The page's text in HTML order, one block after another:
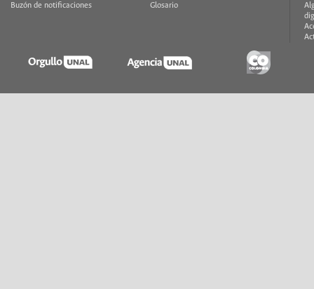
Buzón de notificaciones
Glosario